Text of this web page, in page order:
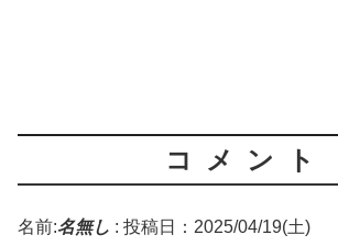
コメント
名前:名無し : 投稿日：2025/04/19(土)